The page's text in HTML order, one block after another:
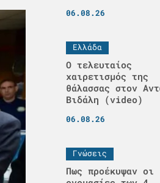
06.08.26
Ελλάδα
Ο τελευταίος
χαιρετισμός της
θάλασσας στον
Βιδάλη (video)
06.08.26
Γνώσεις
Πως προέκυψαν οι